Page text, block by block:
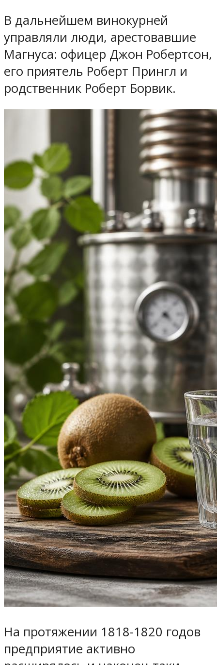
В дальнейшем винокурней
управляли люди, арестовавшие
Магнуса: офицер Джон Робертсон,
его приятель Роберт Прингл и
родственник Роберт Борвик.
На протяжении 1818-1820 годов
предприятие активно